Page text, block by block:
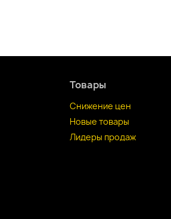
Товары
Снижение цен
Новые товары
Лидеры продаж